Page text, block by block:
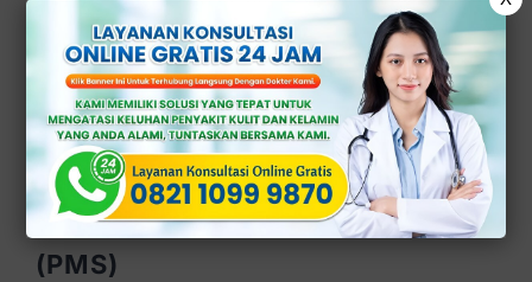
reproduksi dapat menyebabkan keluarnya
cairan bernanah dari penis.
Kondisi ini biasanya di sertai gejala lain seperti
rasa perih saat kencing dan bau tidak sedap.
2. Penyakit Menular Seksual
(PMS)